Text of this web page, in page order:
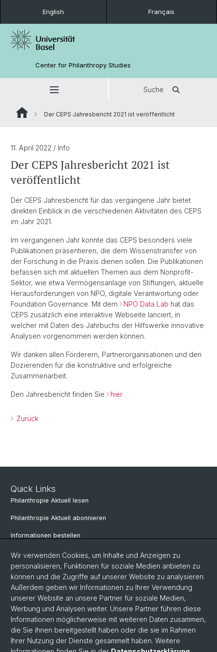
English Français
Center for Philanthropy Studies
Suche
Der CEPS Jahresbericht 2021 ist veröffentlicht
11. April 2022 / Info
Der CEPS Jahresbericht 2021 ist
veröffentlicht
Der CEPS Jahresbericht für das vergangene Jahr bietet
direkten Einblick in die verschiedenen Aktivitäten des CEPS
im Jahr 2021.
Im vergangenen Jahr konnte das CEPS besonders viele
Publikationen präsentieren, die dem Wissenstransfer von
der Forschung in die Praxis dienen sollen. Die Publikationen
befassen sich mit aktuellen Themen aus dem Nonprofit-
Sektor, wie etwa Vermögensanlage von Stiftungen, aktuelle
Herausforderungen von NPO, digitale Verantwortung oder
Foundation Governance. Mit dem
NPO Data Lab hat das
CEPS zusätzlich eine interaktive Webseite lanciert, in
welcher mit Daten des Jahrbuchs der Hilfswerke innovative
Analysen vorgenommen werden können.
Wir danken allen Förderern, Partnerorganisationen und den
Dozierenden für die konstruktive und erfolgreiche
Zusammenarbeit.
Den Jahresbericht finden Sie hier
Zurück
Quick Links
Philanthropie Aktuell lesen
Philanthropie Aktuell abonnieren
Informationen bestellen
Weiterbildungskalender
Anmelden für Weiterbildung
Social Media
LinkedIn
Wir verwenden Cookies, um Inhalte und Anzeigen zu
personalisieren, Funktionen für soziale Medien anbieten zu
können und die Zugriffe auf unserer Website zu analysieren.
Außerdem geben wir Informationen zu Ihrer Verwendung
unserer Website an unsere Partner für soziale Medien,
Werbung und Analysen weiter. Unsere Partner führen diese
Informationen möglicherweise mit weiteren Daten zusammen,
die Sie ihnen bereitgestellt haben oder die sie im Rahmen
Ihrer Nutzung der Dienste gesammelt haben. Weitere